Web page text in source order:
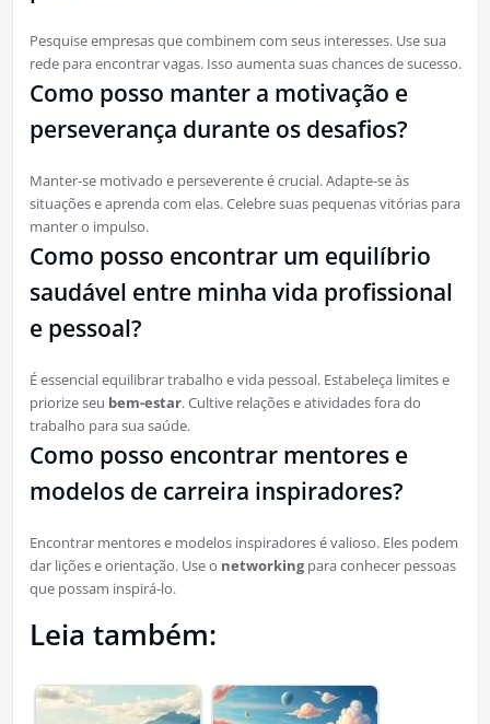
Pesquise empresas que combinem com seus interesses. Use sua
rede para encontrar vagas. Isso aumenta suas chances de sucesso.
Como posso manter a motivação e
perseverança durante os desafios?
Manter-se motivado e perseverente é crucial. Adapte-se às
situações e aprenda com elas. Celebre suas pequenas vitórias para
manter o impulso.
Como posso encontrar um equilíbrio
saudável entre minha vida profissional
e pessoal?
É essencial equilibrar trabalho e vida pessoal. Estabeleça limites e
priorize seu bem-estar. Cultive relações e atividades fora do
trabalho para sua saúde.
Como posso encontrar mentores e
modelos de carreira inspiradores?
Encontrar mentores e modelos inspiradores é valioso. Eles podem
dar lições e orientação. Use o networkingpara conhecer pessoas
que possam inspirá-lo.
Leia também: